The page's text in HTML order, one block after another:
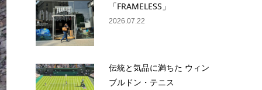
「FRAMELESS」
2026.07.22
伝統と気品に満ちた ウィン
ブルドン・テニス